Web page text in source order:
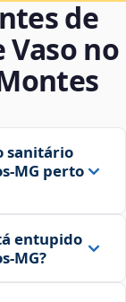
de
no
sanitário
perto
entupido